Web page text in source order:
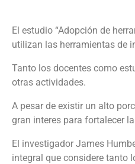
El estudio “Adopción de
utilizan las herramientas de
Tanto los docentes como
otras actividades.
A pesar de existir un alto
gran interes para fortalecer
El investigador James
integral que considere tanto